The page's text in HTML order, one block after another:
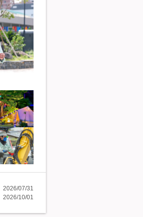
2026/07/31
2026/10/01